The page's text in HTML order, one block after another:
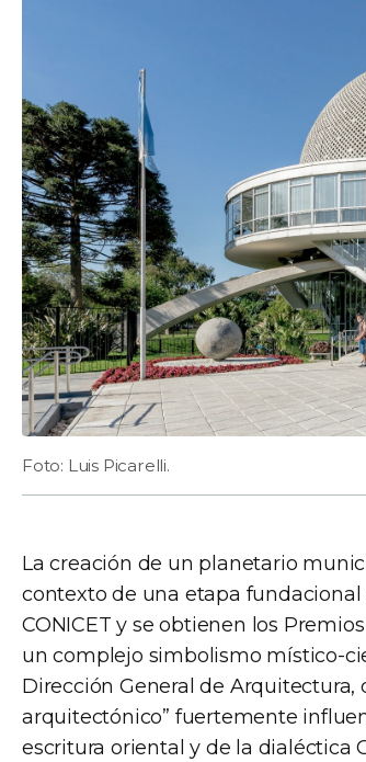
Foto: Luis Picarelli.
La creación de un planetario
contexto de una etapa
CONICET y se obtienen los
un complejo simbolismo místico-
Dirección General de
arquitectónico” fuertemente
escritura oriental y de la dialéctica